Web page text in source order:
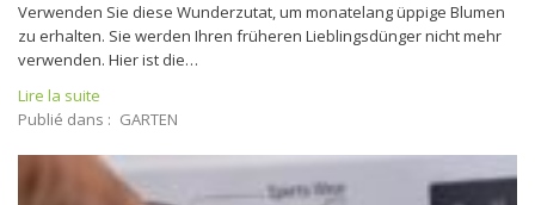
Verwenden Sie diese Wunderzutat, um monatelang üppige Blumen
zu erhalten. Sie werden Ihren früheren Lieblingsdünger nicht mehr
verwenden. Hier ist die…
Lire la suite
Publié dans : GARTEN